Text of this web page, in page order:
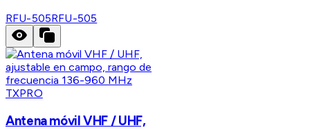
RFU-505RFU-505
TXPRO
Antena móvil VHF / UHF,